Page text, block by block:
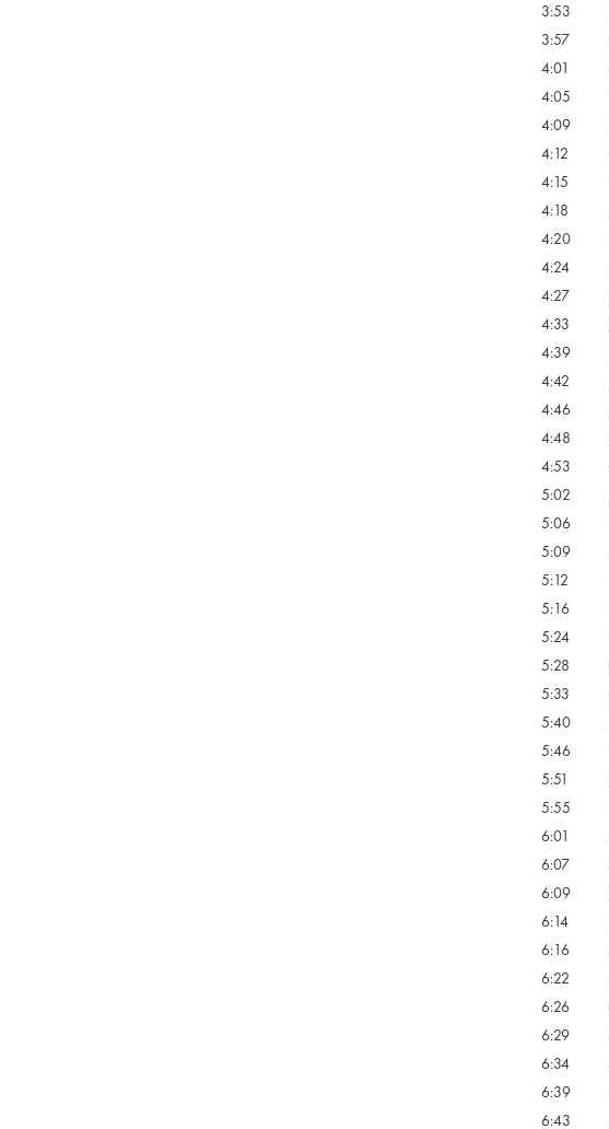
3:53
3:57
4:01
4:05
4:09
4:12
4:15
4:18
4:20
4:24
4:27
4:33
4:39
4:42
4:46
4:48
4:53
5:02
5:06
5:09
5:12
5:16
5:24
5:28
5:33
5:40
5:46
5:51
5:55
6:01
6:07
6:09
6:14
6:16
6:22
6:26
6:29
6:34
6:39
6:43